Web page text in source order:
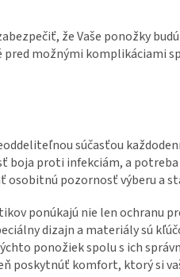
že Vaše ponožky
pred možnými komplikáciami
súčasťou
proti infekciám, a potreba
osobitnú pozornosť výberu a
ponúkajú nie len ochranu
dizajn a materiály sú
ponožiek spolu s ich
poskytnúť komfort, ktorý si